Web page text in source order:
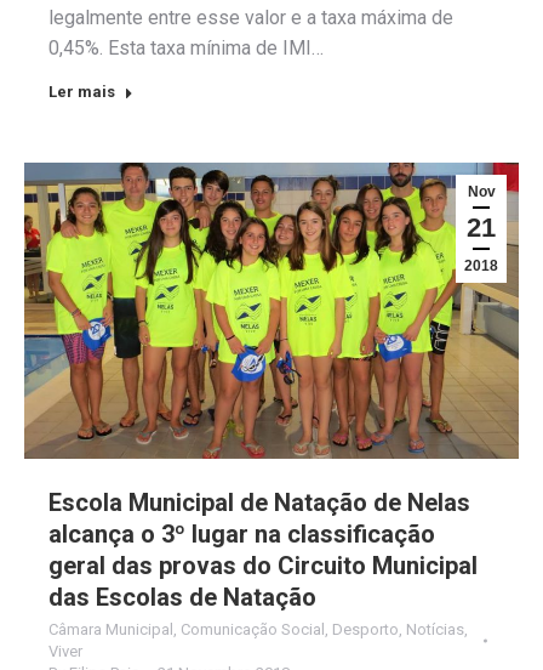
legalmente entre esse valor e a taxa máxima de
0,45%. Esta taxa mínima de IMI…
Ler mais
Nov
21
2018
Escola Municipal de Natação de Nelas
alcança o 3º lugar na classificação
geral das provas do Circuito Municipal
das Escolas de Natação
Câmara Municipal , Comunicação Social , Desporto, Notícias,
Viver